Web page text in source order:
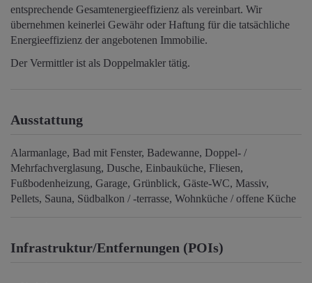
entsprechende Gesamtenergieeffizienz als vereinbart. Wir
übernehmen keinerlei Gewähr oder Haftung für die tatsächliche
Energieeffizienz der angebotenen Immobilie.
Der Vermittler ist als Doppelmakler tätig.
Ausstattung
Alarmanlage Bad mit Fenster Badewanne Doppel- /
Mehrfachverglasung Dusche Einbauküche Fliesen
Fußbodenheizung Garage Grünblick Gäste-WC Massiv
Pellets Sauna Südbalkon / -terrasse Wohnküche / offene Küche
Infrastruktur/Entfernungen (POIs)